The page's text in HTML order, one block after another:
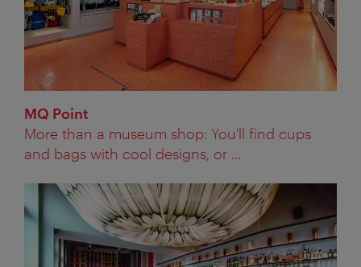
MQ Point
More than a museum shop: You'll find cups
and bags with cool designs, or ...